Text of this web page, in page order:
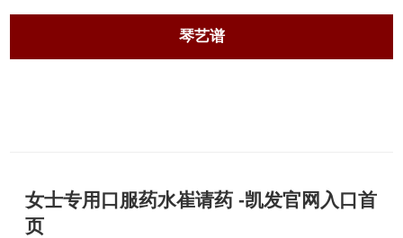
琴艺谱
女士专用口服药水崔请药 -凯发官网入口首
页